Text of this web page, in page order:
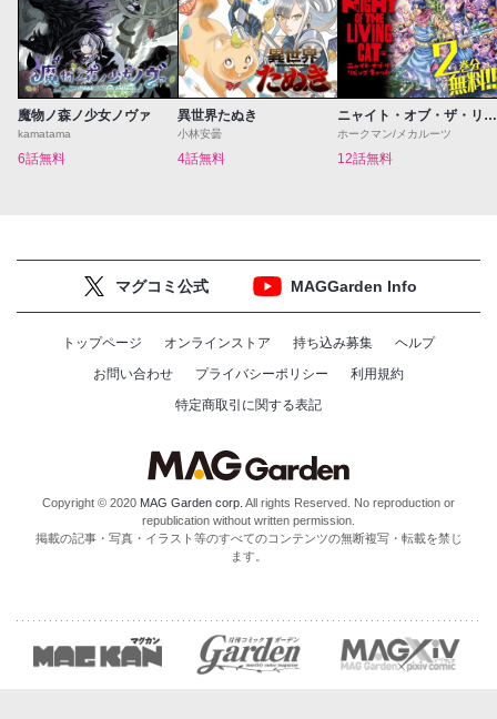
魔物ノ森ノ少女ノヴァ
kamatama
6話無料
異世界たぬき
小林安曇
4話無料
ニャイト・オブ・ザ・リビングキャット
ホークマン/メカルーツ
12話無料
マグコミ公式 MAGGarden Info
トップページ オンラインストア 持ち込み募集
ヘルプ
お問い合わせ
プライバシーポリシー
利用規約
特定商取引に関する表記
Copyright © 2020 MAG Garden corp. All rights Reserved. No reproduction or
republication without written permission.
掲載の記事・写真・イラスト等のすべてのコンテンツの無断複写・転載を禁じ
ます。